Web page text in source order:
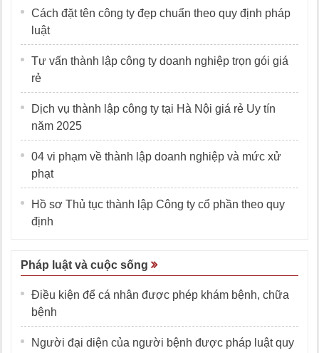
Cách đặt tên công ty đẹp chuẩn theo quy định pháp
luật
Tư vấn thành lập công ty doanh nghiệp trọn gói giá
rẻ
Dịch vụ thành lập công ty tại Hà Nội giá rẻ Uy tín
năm 2025
04 vi phạm về thành lập doanh nghiệp và mức xử
phạt
Hồ sơ Thủ tục thành lập Công ty cổ phần theo quy
định
Pháp luật và cuộc sống
Điều kiện để cá nhân được phép khám bệnh, chữa
bệnh
Người đại diện của người bệnh được pháp luật quy